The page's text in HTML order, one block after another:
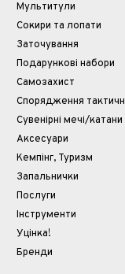
Мультитули
Cокири та лопати
Заточування
Подарункові набори
Самозахист
Спорядження
Сувенірні мечі/катани
Аксесуари
Кемпінг, Туризм
Запальнички
Послуги
Інструменти
Уцінка!
Бренди